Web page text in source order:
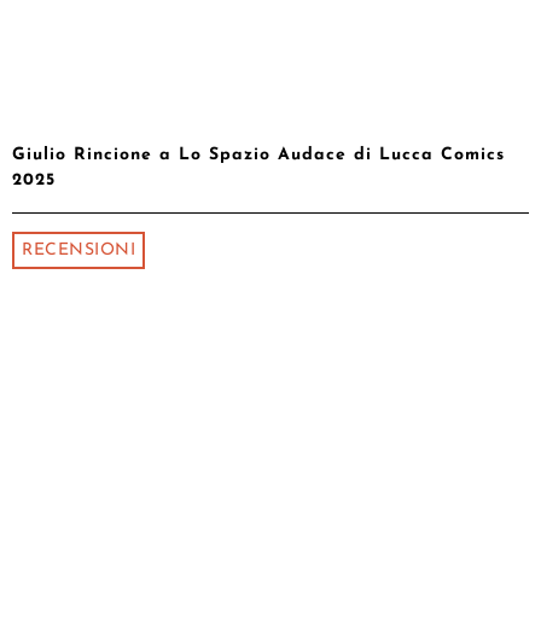
Giulio Rincione a Lo Spazio Audace di Lucca Comics
2025
RECENSIONI